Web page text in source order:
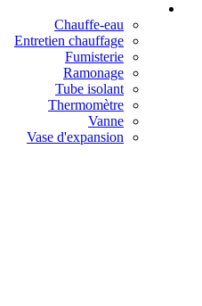
Chauffe-eau
Entretien chauffage
Fumisterie
Ramonage
Tube isolant
Thermomètre
Vanne
Vase d'expansion